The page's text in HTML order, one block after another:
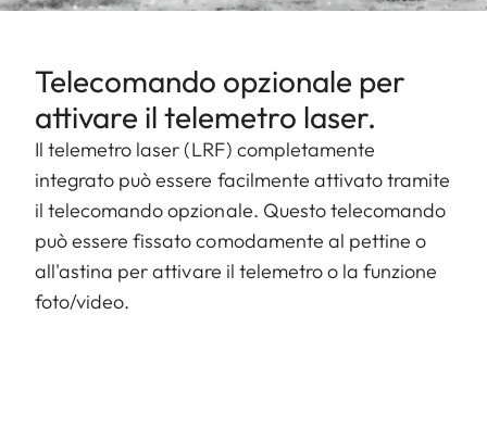
Telecomando opzionale per
attivare il telemetro laser.
Il telemetro laser (LRF) completamente
integrato può essere facilmente attivato tramite
il telecomando opzionale. Questo telecomando
può essere fissato comodamente al pettine o
all'astina per attivare il telemetro o la funzione
foto/video.